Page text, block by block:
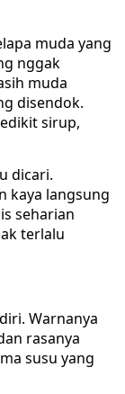
muda yang
nggak
muda
disendok.
sirup,
dicari.
kaya langsung
seharian
terlalu
Warnanya
rasanya
susu yang